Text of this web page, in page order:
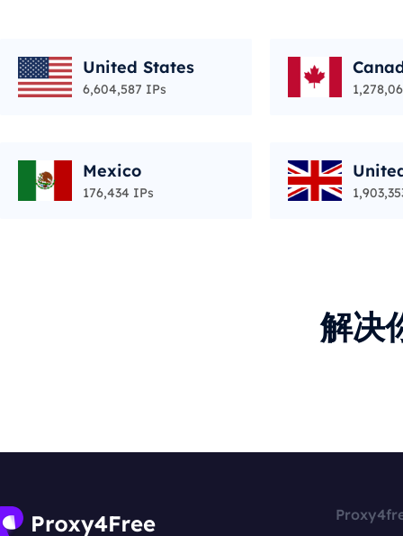
United States
6,604,587 IPs
Mexico
176,434 IPs
解决